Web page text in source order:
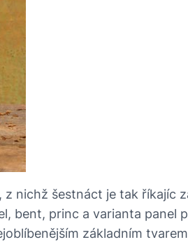
nichž šestnáct je tak říkajíc
bent, princ a varianta panel
základním